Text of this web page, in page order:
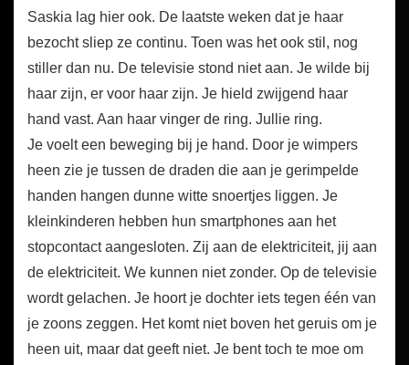
Saskia lag hier ook. De laatste weken dat je haar
bezocht sliep ze continu. Toen was het ook stil, nog
stiller dan nu. De televisie stond niet aan. Je wilde bij
haar zijn, er voor haar zijn. Je hield zwijgend haar
hand vast. Aan haar vinger de ring. Jullie ring.
Je voelt een beweging bij je hand. Door je wimpers
heen zie je tussen de draden die aan je gerimpelde
handen hangen dunne witte snoertjes liggen. Je
kleinkinderen hebben hun smartphones aan het
stopcontact aangesloten. Zij aan de elektriciteit, jij aan
de elektriciteit. We kunnen niet zonder. Op de televisie
wordt gelachen. Je hoort je dochter iets tegen één van
je zoons zeggen. Het komt niet boven het geruis om je
heen uit, maar dat geeft niet. Je bent toch te moe om